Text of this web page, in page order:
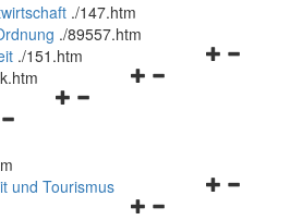
./147.htm
./89557.htm
Navigationsmenü
./151.htm
Navigationsmenü
Navigationsmenü
und Tourismus